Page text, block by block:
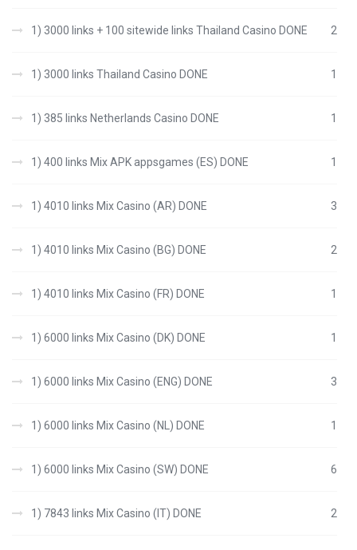
1) 3000 links + 100 sitewide links Thailand Casino DONE 2
1) 3000 links Thailand Casino DONE 1
1) 385 links Netherlands Casino DONE 1
1) 400 links Mix APK appsgames (ES) DONE 1
1) 4010 links Mix Casino (AR) DONE 3
1) 4010 links Mix Casino (BG) DONE 2
1) 4010 links Mix Casino (FR) DONE 1
1) 6000 links Mix Casino (DK) DONE 1
1) 6000 links Mix Casino (ENG) DONE 3
1) 6000 links Mix Casino (NL) DONE 1
1) 6000 links Mix Casino (SW) DONE 6
1) 7843 links Mix Casino (IT) DONE 2